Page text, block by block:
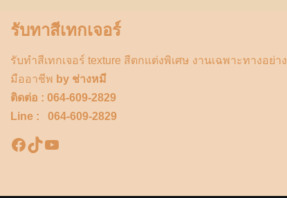
รับทาสีเทกเจอร์
รับทำสีเทกเจอร์ texture สีตกแต่งพิเศษ งานเฉพาะทางอย่าง
มืออาชีพ by ช่างหมี
ติดต่อ : 064-609-2829
Line : 064-609-2829